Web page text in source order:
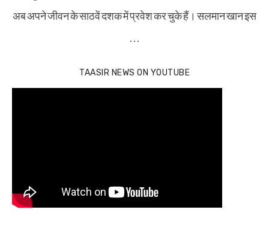
अब अपने जीवन के साठवें दशक में प्रवेश कर चुके हैं। सलमान खान इस
…
TAASIR NEWS ON YOUTUBE